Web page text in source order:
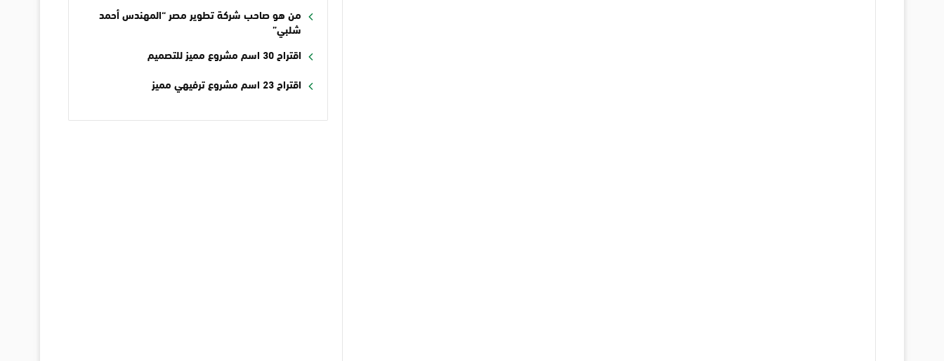
من هو صاحب شركة تطوير مصر “المهندس أحمد
شلبي”
اقتراح 30 اسم مشروع مميز للتصميم
اقتراح 23 اسم مشروع ترفيهي مميز